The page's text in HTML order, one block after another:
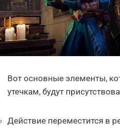
Вот основные элементы,
утечкам, будут
Действие переместится в